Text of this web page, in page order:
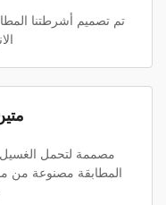
تم تصميم أشرطتنا
مصممة لتحمل الغسيل
المطابقة مصنوعة من